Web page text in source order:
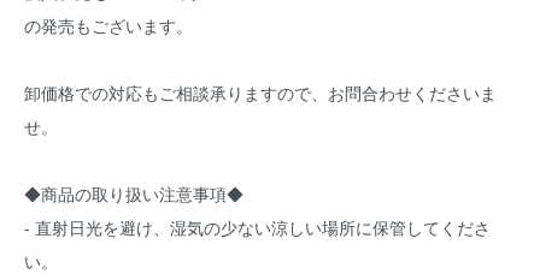
の発売もございます。
卸価格での対応もご相談承りますので、お問合わせくださいま
せ。
◆商品の取り扱い注意事項◆
- 直射日光を避け、湿気の少ない涼しい場所に保管してくださ
い。